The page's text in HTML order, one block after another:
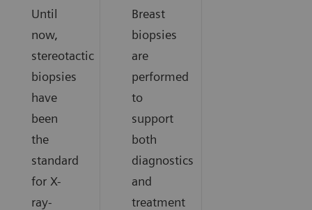
Until
now,
stereotactic
biopsies
have
been
the
standard
for X-
ray-
Breast
biopsies
are
performed
to
support
both
diagnostics
and
treatment